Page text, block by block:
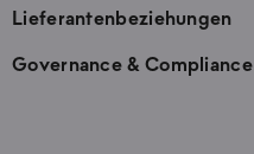
Lieferantenbeziehungen
Governance & Compliance